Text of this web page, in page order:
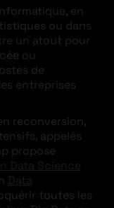
en
ou dans
un atout pour
ou
de
entreprises
reconversion,
appelés
propose
Data Science
Data
toutes les